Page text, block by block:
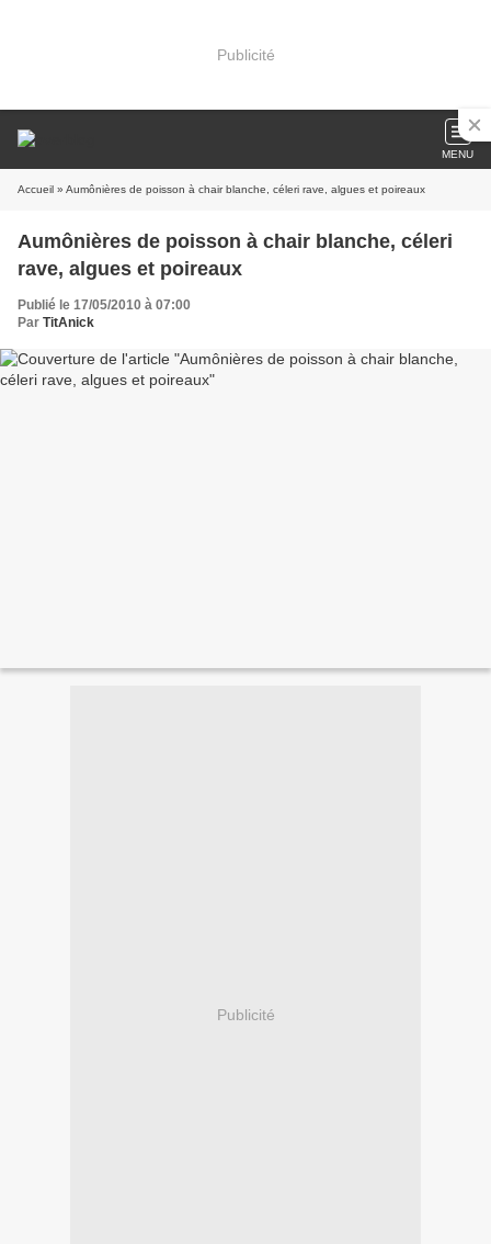
Publicité
MENU
Accueil » Aumônières de poisson à chair blanche, céleri rave, algues et poireaux
Aumônières de poisson à chair blanche, céleri
rave, algues et poireaux
Publié le 17/05/2010 à 07:00
Par TitAnick
Publicité